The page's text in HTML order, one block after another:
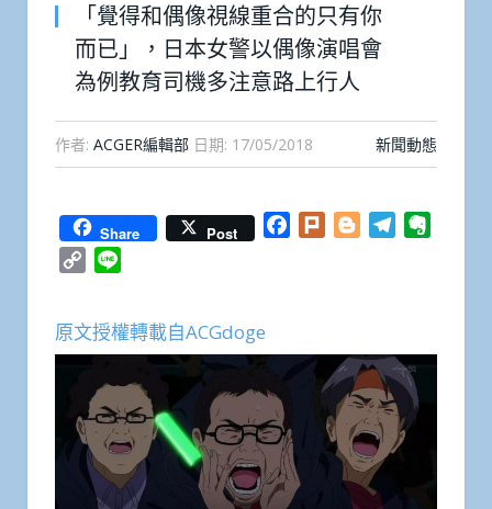
「覺得和偶像視線重合的只有你
而已」，日本女警以偶像演唱會
為例教育司機多注意路上行人
作者: ACGER編輯部 日期: 17/05/2018 新聞動態
Share Post Facebook
Plurk BloggerTelegram
Copy
原文授權轉載自ACGdoge